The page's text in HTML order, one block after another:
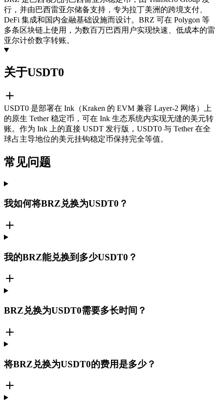
行，并由巴西雷亚尔储备支持，专为拉丁美洲的跨境支付、
DeFi 集成和国内金融基础设施而设计。BRZ 可在 Polygon 等
多条区块链上使用，为数百万巴西用户实现快速、低成本的雷
亚尔计价数字转账。
关于USDT0
USDT0 是部署在 Ink（Kraken 的 EVM 兼容 Layer-2 网络）上
的原生 Tether 稳定币，可在 Ink 生态系统内实现无缝的美元转
账。作为 Ink 上的直接 USDT 发行版，USDT0 与 Tether 在全
球占主导地位的美元挂钩稳定币保持完全等值。
常见问题
我如何将BRZ兑换为USDT0？
我的BRZ能兑换到多少USDT0？
BRZ兑换为USDT0需要多长时间？
将BRZ兑换为USDT0的费用是多少？